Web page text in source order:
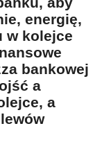
energię,
w kolejce
bankowej
a
a